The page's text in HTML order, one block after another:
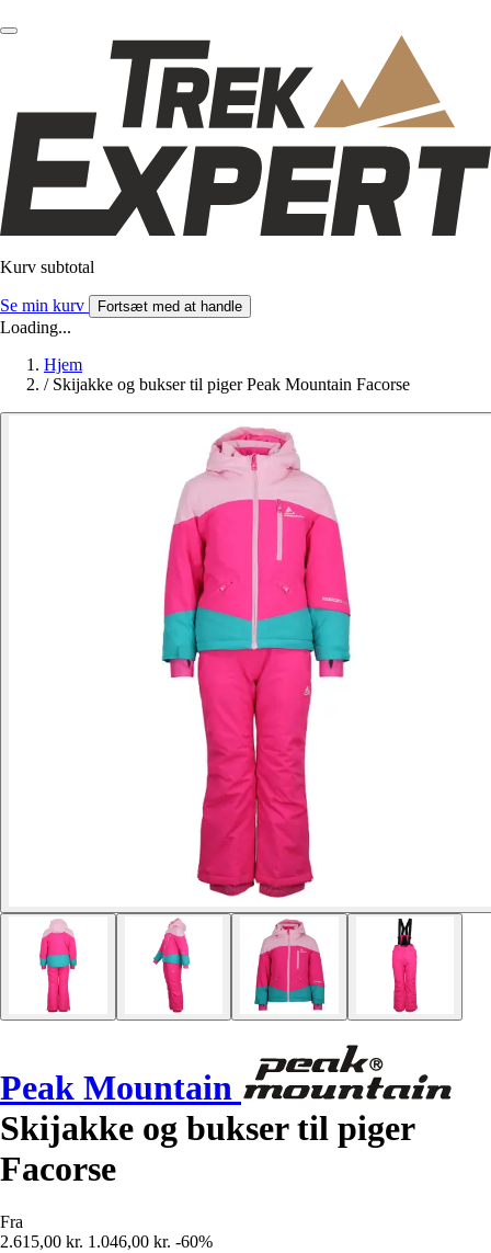
Kurv subtotal
Se min kurv Fortsæt med at handle
Loading...
Hjem
/ Skijakke og bukser til piger Peak Mountain Facorse
Peak Mountain
Skijakke og bukser til piger
Facorse
Fra
2.615,00 kr. 1.046,00 kr. -60%